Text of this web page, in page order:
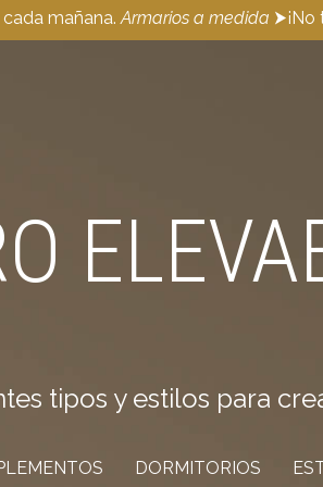
mañana. Armarios a medida ⮞¡No
tipos y estilos para
DORMITORIOS